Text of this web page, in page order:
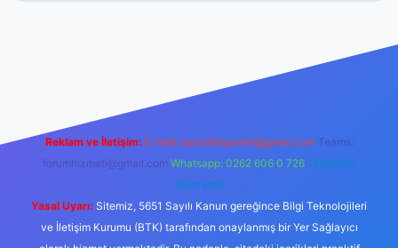
Reklam ve İletişim: E-mail: backlinkpaneli@gmail.com Teams:
forumhizmeti@gmail.com Whatsapp: 0262 606 0 726 Telegram:
@karabul
Yasal Uyarı: Sitemiz, 5651 Sayılı Kanun gereğince Bilgi Teknolojileri
ve İletişim Kurumu (BTK) tarafından onaylanmış bir Yer Sağlayıcı